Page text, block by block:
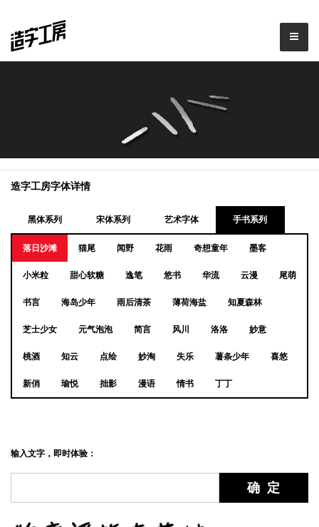
造字工房字体详情
黑体系列 宋体系列 艺术字体 手书系列
落日沙滩 猫尾 闻野 花雨 奇想童年 墨客
小米粒 甜心软糖 逸笔 悠书 华流 云漫 尾萌
书言 海岛少年 雨后清茶 薄荷海盐 知夏森林
芝士少女 元气泡泡 简言 风川 洛洛 妙意
桃酒 知云 点绘 妙淘 失乐 薯条少年 喜悠
新俏 瑜悦 拙影 漫语 情书 丁丁
输入文字，即时体验：